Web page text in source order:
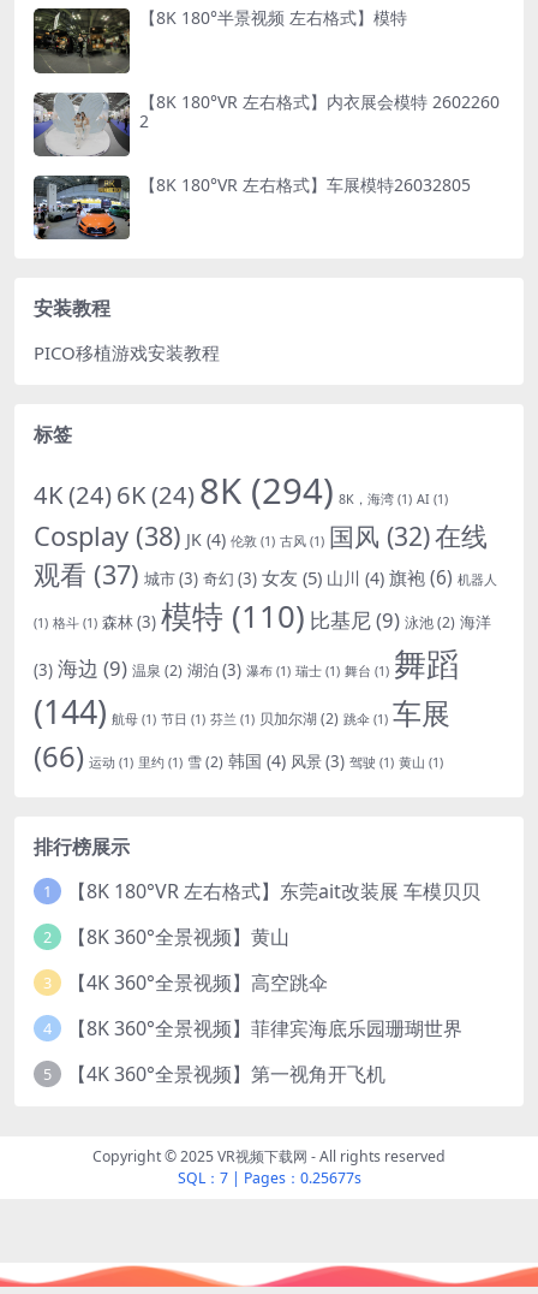
【8K 180°半景视频 左右格式】模特
【8K 180°VR 左右格式】内衣展会模特 2602260
2
【8K 180°VR 左右格式】车展模特26032805
安装教程
PICO移植游戏安装教程
标签
4K(24)6K(24)8K (294) 8K，海湾 (1) AI (1)
Cosplay (38) JK (4) 伦敦 (1) 古风 (1) 国风 (32)在线
观看 (37) 城市(3) 奇幻 (3) 女友 (5) 山川 (4) 旗袍(6) 机器人
(1) 格斗 (1) 森林(3) 模特 (110) 比基尼(9) 泳池(2) 海洋
(3) 海边 (9) 温泉 (2) 湖泊 (3) 瀑布 (1) 瑞士 (1) 舞台 (1) 舞蹈
(144) 航母 (1) 节日 (1) 芬兰 (1) 贝加尔湖 (2) 跳伞 (1) 车展
(66) 运动 (1) 里约 (1) 雪(2) 韩国 (4) 风景(3) 驾驶 (1) 黄山 (1)
排行榜展示
1 【8K 180°VR 左右格式】东莞ait改装展 车模贝贝
2 【8K 360°全景视频】黄山
3 【4K 360°全景视频】高空跳伞
4 【8K 360°全景视频】菲律宾海底乐园珊瑚世界
5 【4K 360°全景视频】第一视角开飞机
Copyright © 2025 VR视频下载网 - All rights reserved
SQL：7| Pages：0.25677s